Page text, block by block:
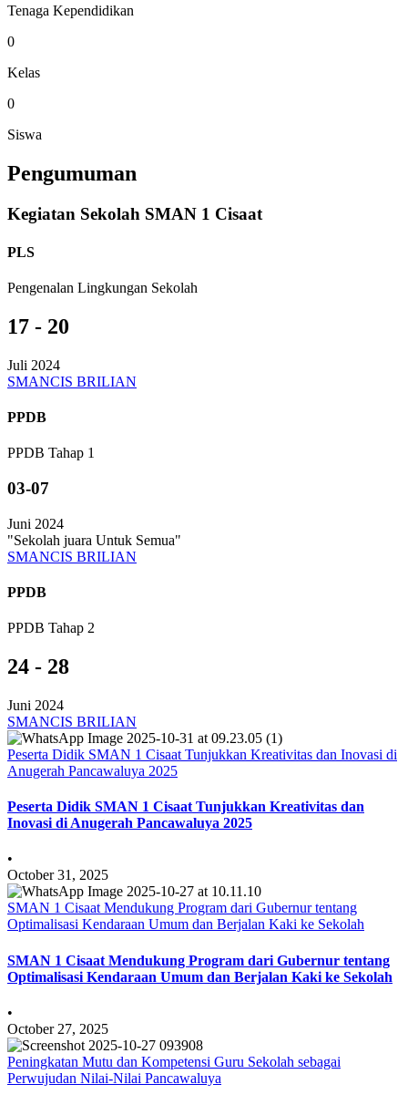
Tenaga Kependidikan
0
Kelas
0
Siswa
Pengumuman
Kegiatan Sekolah SMAN 1 Cisaat
PLS
Pengenalan Lingkungan Sekolah
17 - 20
Juli 2024
SMANCIS BRILIAN
PPDB
PPDB Tahap 1
03-07
Juni 2024
"Sekolah juara Untuk Semua"
SMANCIS BRILIAN
PPDB
PPDB Tahap 2
24 - 28
Juni 2024
SMANCIS BRILIAN
Peserta Didik SMAN 1 Cisaat Tunjukkan Kreativitas dan Inovasi di
Anugerah Pancawaluya 2025
Peserta Didik SMAN 1 Cisaat Tunjukkan Kreativitas dan
Inovasi di Anugerah Pancawaluya 2025
•
October 31, 2025
SMAN 1 Cisaat Mendukung Program dari Gubernur tentang
Optimalisasi Kendaraan Umum dan Berjalan Kaki ke Sekolah
SMAN 1 Cisaat Mendukung Program dari Gubernur tentang
Optimalisasi Kendaraan Umum dan Berjalan Kaki ke Sekolah
•
October 27, 2025
Peningkatan Mutu dan Kompetensi Guru Sekolah sebagai
Perwujudan Nilai-Nilai Pancawaluya